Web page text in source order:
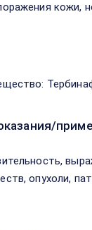
кожи,
опухоли,